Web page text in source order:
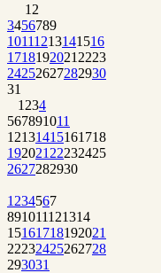
1 2
3456789
10111213141516
1718192021 2223
24252627282930
31
1 234
567891011
12131415161718
192021 22232425
2627282930
1 234567
891011121314
15161718192021
22232425262728
293031